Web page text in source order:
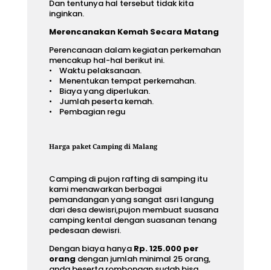
Dan tentunya hal tersebut tidak kita
inginkan.
Merencanakan Kemah Secara Matang
Perencanaan dalam kegiatan perkemahan
mencakup hal-hal berikut ini.
• Waktu pelaksanaan.
• Menentukan tempat perkemahan.
• Biaya yang diperlukan.
• Jumlah peserta kemah.
• Pembagian regu
Harga paket Camping di Malang
Camping di pujon rafting di samping itu
kami menawarkan berbagai
pemandangan yang sangat asri langung
dari desa dewisri,pujon membuat suasana
camping kental dengan suasanan tenang
pedesaan dewisri.
Dengan biaya hanya Rp. 125.000 per
orang dengan jumlah minimal 25 orang,